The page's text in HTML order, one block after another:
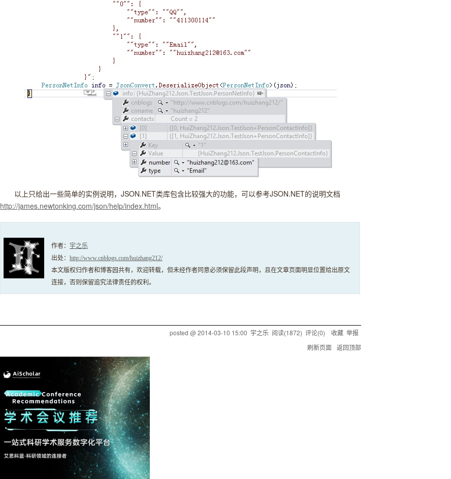
以上只给出一些简单的实例说明，JSON.NET类库包含比较强大的功能，可以参考JSON.NET的说明文档
http://james.newtonking.com/json/help/index.html。
作者： 宇之乐
出处： http://www.cnblogs.com/huizhang212/
本文版权归作者和博客园共有，欢迎转载，但未经作者同意必须保留此段声明，且在文章页面明显位置给出原文
连接，否则保留追究法律责任的权利。
posted @2014-03-10 15:00 宇之乐 阅读(1872) 评论(0) 收藏 举报
刷新页面 返回顶部